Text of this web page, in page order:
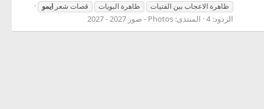
ظاهرة الاعجاب بين الفتيات
ظاهرة البويات قصات شعر ايمو
الردود: 4 المنتدى: Photos - صور 2027 - 2027